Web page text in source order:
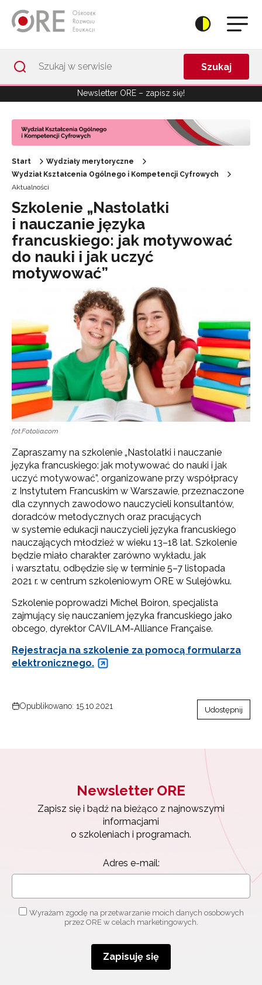
Szukaj
Newsletter ORE – zapisz się!
Start
Wydziały merytoryczne
Wydział Kształcenia Ogólnego i Kompetencji Cyfrowych
Aktualności
Szkolenie „Nastolatki
i nauczanie języka
francuskiego: jak motywować
do nauki i jak uczyć
motywować”
fot.Fotolia.com
Zapraszamy na szkolenie „Nastolatki i nauczanie
języka francuskiego: jak motywować do nauki i jak
uczyć motywować”, organizowane przy współpracy
z Instytutem Francuskim w Warszawie, przeznaczone
dla czynnych zawodowo nauczycieli konsultantów,
doradców metodycznych oraz pracujących
w systemie edukacji nauczycieli języka francuskiego
nauczających młodzież w wieku 13–18 lat. Szkolenie
będzie miało charakter zarówno wykładu, jak
i warsztatu, odbędzie się w terminie 5–7 listopada
2021 r. w centrum szkoleniowym ORE w Sulejówku.
Szkolenie poprowadzi Michel Boiron, specjalista
zajmujący się nauczaniem języka francuskiego jako
obcego, dyrektor CAVILAM-Alliance Française.
Rejestracja na szkolenie za pomocą formularza
elektronicznego.
Opublikowano: 15.10.2021 Udostępnij
Newsletter ORE
Zapisz się i bądź na bieżąco z najnowszymi
informacjami
o szkoleniach i programach.
Adres e-mail:
Wyrażam zgodę na przetwarzanie moich danych osobowych
przez ORE w celach marketingowych.
Zapisuję się